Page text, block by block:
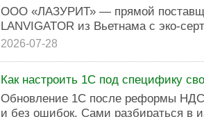
ООО «ЛАЗУРИТ» — прямой
LANVIGATOR из Вьетнама с эко-
2026-07-28
Как настроить 1С под специфику
Обновление 1С после реформы
и без ошибок. Сами разбираться в